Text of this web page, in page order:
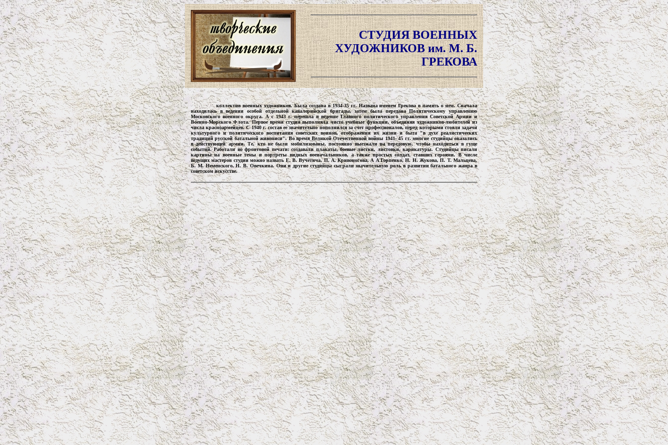
СТУДИЯ ВОЕННЫХ
ХУДОЖНИКОВ им. М. Б.
ГРЕКОВА
коллектив военных художников. Была создана в 1934-35 гг. Названа именем Грекова в память о нем. Сначала
находилась в ведении особой отдельной кавалерийской бригады, затем была передана Политическому управлению
Московского военного округа. А с 1943 г. перешла в ведение Главного политического управления Советской Армии и
Военно-Морского Флота. Первое время студия выполняла чисто учебные функции, объединяя художников-любителей из
числа красноармейцев. С 1940 г. состав ее значительно пополнился за счет профессионалов, перед которыми стояли задачи
культурного и политического воспитания советских воинов, отображения их жизни и быта "в духе реалистических
традиций русской батальной живописи". Во время Великой Отечественной войны 1941- 45 гг. многие студийцы оказались
в действующей армии. Те, кто не были мобилизованы, постоянно выезжали на передовую, чтобы находиться в гуще
событий. Работали во фронтовой печати: создавали плакаты, боевые листки, листовки, карикатуры. Студийцы писали
картины на военные темы и портреты видных военачальников, а также простых солдат, ставших героями. В числе
ведущих мастеров студии можно назвать Е. В. Вучетича, П. А. Кривоногова, А А Горпенко, Н. Н. Жукова, П. Т. Мальцева,
Б. М. Неменского, Н. В. Овечкина. Они и другие студийцы сыграли значительную роль в развитии батального жанра в
советском искусстве.